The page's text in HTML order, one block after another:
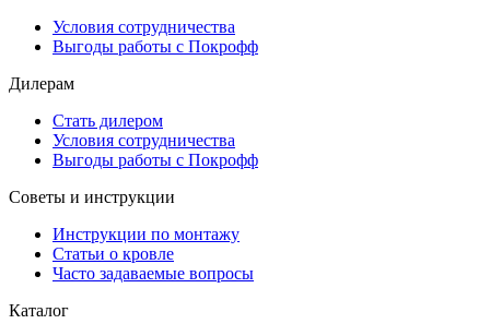
Условия сотрудничества
Выгоды работы с Покрофф
Дилерам
Стать дилером
Условия сотрудничества
Выгоды работы с Покрофф
Советы и инструкции
Инструкции по монтажу
Статьи о кровле
Часто задаваемые вопросы
Каталог